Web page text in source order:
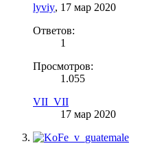
lyviy, 17 мар 2020
Ответов:
1
Просмотров:
1.055
VII_VII
17 мар 2020